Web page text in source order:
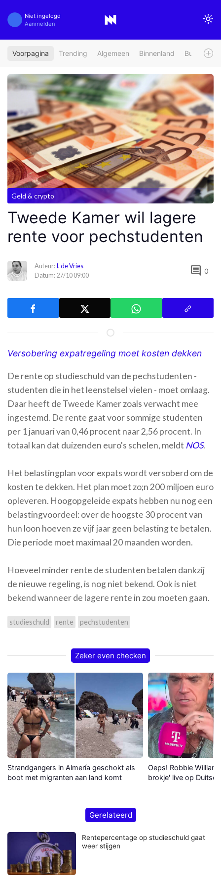
Niet ingelogd
Aanmelden
Voorpagina Trending Algemeen Binnenland Buitenland
Geld & crypto
Tweede Kamer wil lagere
rente voor pechstudenten
Auteur:I. de Vries
Datum: 27/10 09:00
comment 0
Versobering expatregeling moet kosten dekken
De rente op studieschuld van de pechstudenten -
studenten die in het leenstelsel vielen - moet omlaag.
Daar heeft de Tweede Kamer zoals verwacht mee
ingestemd. De rente gaat voor sommige studenten
per 1 januari van 0,46 procent naar 2,56 procent. In
totaal kan dat duizenden euro's schelen, meldt NOS.
Het belastingplan voor expats wordt versoberd om de
kosten te dekken. Het plan moet zo;n 200 miljoen euro
opleveren. Hoogopgeleide expats hebben nu nog een
belastingvoordeel: over de hoogste 30 procent van
hun loon hoeven ze vijf jaar geen belasting te betalen.
Die periode moet maximaal 20 maanden worden.
Hoeveel minder rente de studenten betalen dankzij
de nieuwe regeling, is nog niet bekend. Ook is niet
bekend wanneer de lagere rente in zou moeten gaan.
studieschuld rente pechstudenten
Zeker even checken
Strandgangers in Almería geschokt als
boot met migranten aan land komt
Oeps! Robbie
brokje' live op Duitse
Gerelateerd
Rentepercentage op studieschuld gaat
weer stijgen